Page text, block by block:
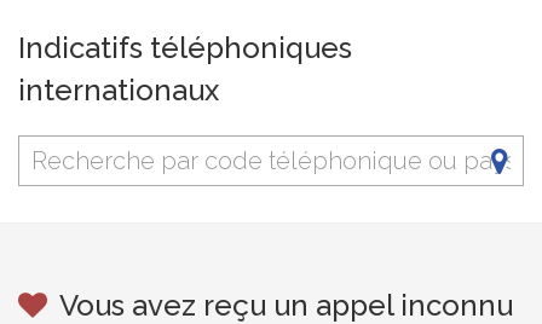
Indicatifs téléphoniques
internationaux
Vous avez reçu un appel inconnu